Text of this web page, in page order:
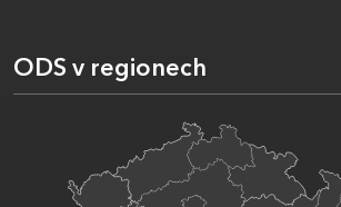
ODS v regionech